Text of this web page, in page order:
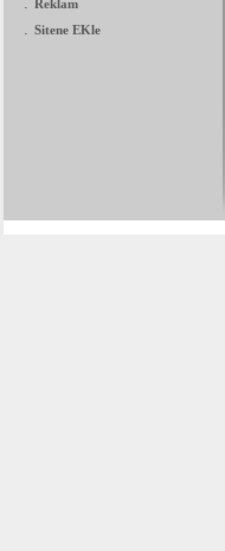
Reklam
. Sitene EKle